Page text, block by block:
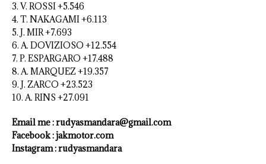
3. V. ROSSI +5.546
4. T. NAKAGAMI +6.113
5. J. MIR +7.693
6. A. DOVIZIOSO +12.554
7. P. ESPARGARO +17.488
8. A. MARQUEZ +19.357
9. J. ZARCO +23.523
10. A. RINS +27.091
Email me : rudyasmandara@gmail.com
Facebook : jakmotor.com
Instagram : rudyasmandara